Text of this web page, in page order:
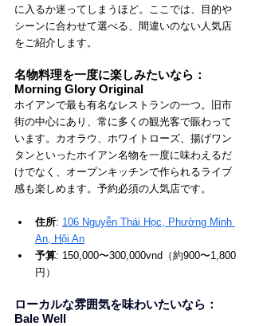
に入るか迷ってしまうほど。ここでは、目的や
シーンに合わせて選べる、間違いのない人気店
をご紹介します。
名物料理を一度に楽しみたいなら：
Morning Glory Original
ホイアンで最も有名なレストランの一つ。旧市
街の中心にあり、常に多くの観光客で賑わって
います。カオラウ、ホワイトローズ、揚げワン
タンといったホイアン名物を一度に味わえるだ
けでなく、オープンキッチンで作られるライブ
感も楽しめます。予約必須の人気店です。
住所: 106 Nguyễn Thái Học, Phường Minh
An, Hội An
予算: 150,000〜300,000vnd（約900〜1,800
円）
ローカルな雰囲気を味わいたいなら：
Bale Well